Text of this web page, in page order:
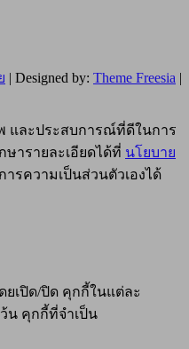
| Designed by: Theme Freesia |
และประสบการณ์ที่ดีในการ
ารายละเอียดได้ที่ นโยบาย
รความเป็นส่วนตัวเองได้
เปิด/ปิด คุกกี้ในแต่ละ
น คุกกี้ที่จำเป็น